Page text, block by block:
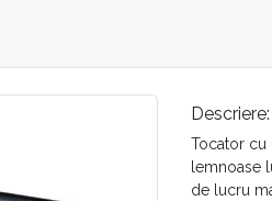
Descriere:
Tocator cu
lemnoase
de lucru